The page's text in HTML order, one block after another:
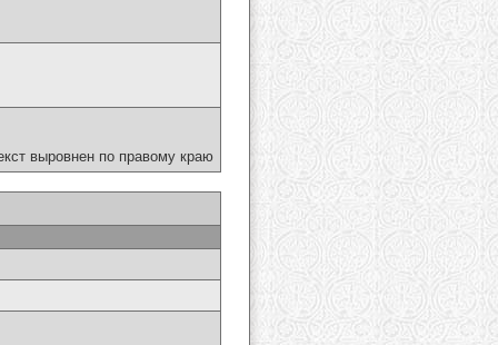
выровнен по правому краю